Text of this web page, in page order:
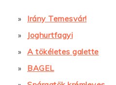
Irány Temesvár!
Joghurtfagyi
A tökéletes galette
BAGEL